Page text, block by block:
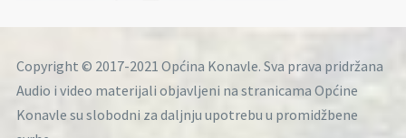
Copyright © 2017-2021 Općina Konavle. Sva prava pridržana
Audio i video materijali objavljeni na stranicama Općine
Konavle su slobodni za daljnju upotrebu u promidžbene